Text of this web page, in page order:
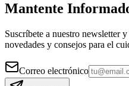
Mantente
Suscríbete a nuestro newsletter
novedades y consejos para el
Correo electrónico